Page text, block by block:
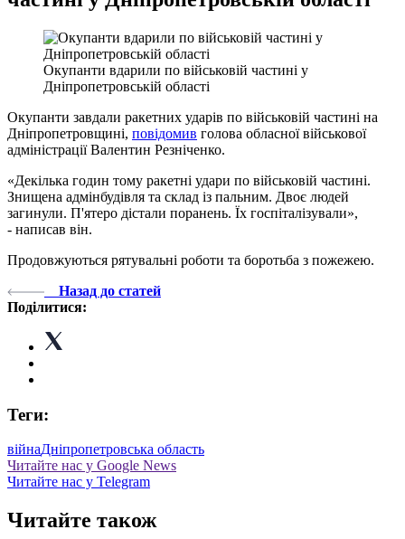
Окупанти вдарили по військовій частині у
Дніпропетровській області
Окупанти завдали ракетних ударів по військовій частині на
Дніпропетровщині, повідомив голова обласної військової
адміністрації Валентин Резніченко.
«Декілька годин тому ракетні удари по військовій частині.
Знищена адмінбудівля та склад із пальним. Двоє людей
загинули. П'ятеро дістали поранень. Їх госпіталізували»,
- написав він.
Продовжуються рятувальні роботи та боротьба з пожежею.
Назад до статей
Поділитися:
Теги:
війнаДніпропетровська область
Читайте нас у Google News
Читайте нас у Telegram
Читайте також